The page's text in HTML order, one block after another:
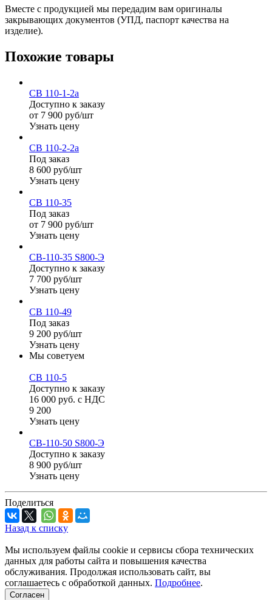
Вместе с продукцией мы передадим вам оригиналы
закрывающих документов (УПД, паспорт качества на
изделие).
Похожие товары
СВ 110-1-2а
Доступно к заказу
от 7 900 руб/шт
Узнать цену
СВ 110-2-2а
Под заказ
8 600 руб/шт
Узнать цену
СВ 110-35
Под заказ
от 7 900 руб/шт
Узнать цену
СВ-110-35 S800-Э
Доступно к заказу
7 700 руб/шт
Узнать цену
СВ 110-49
Под заказ
9 200 руб/шт
Узнать цену
Мы советуем
СВ 110-5
Доступно к заказу
16 000 руб. с НДС
9 200
Узнать цену
СВ-110-50 S800-Э
Доступно к заказу
8 900 руб/шт
Узнать цену
Поделиться
Назад к списку
Мы используем файлы cookie и сервисы сбора технических
данных для работы сайта и повышения качества
обслуживания. Продолжая использовать сайт, вы
соглашаетесь с обработкой данных. Подробнее.
Согласен